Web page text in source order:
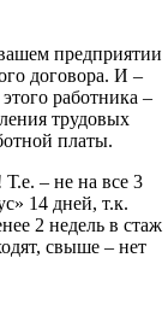
предприятии
договора. И –
работника –
трудовых
платы.
– не на все 3
14 дней, т.к.
2 недель в стаж
свыше – нет